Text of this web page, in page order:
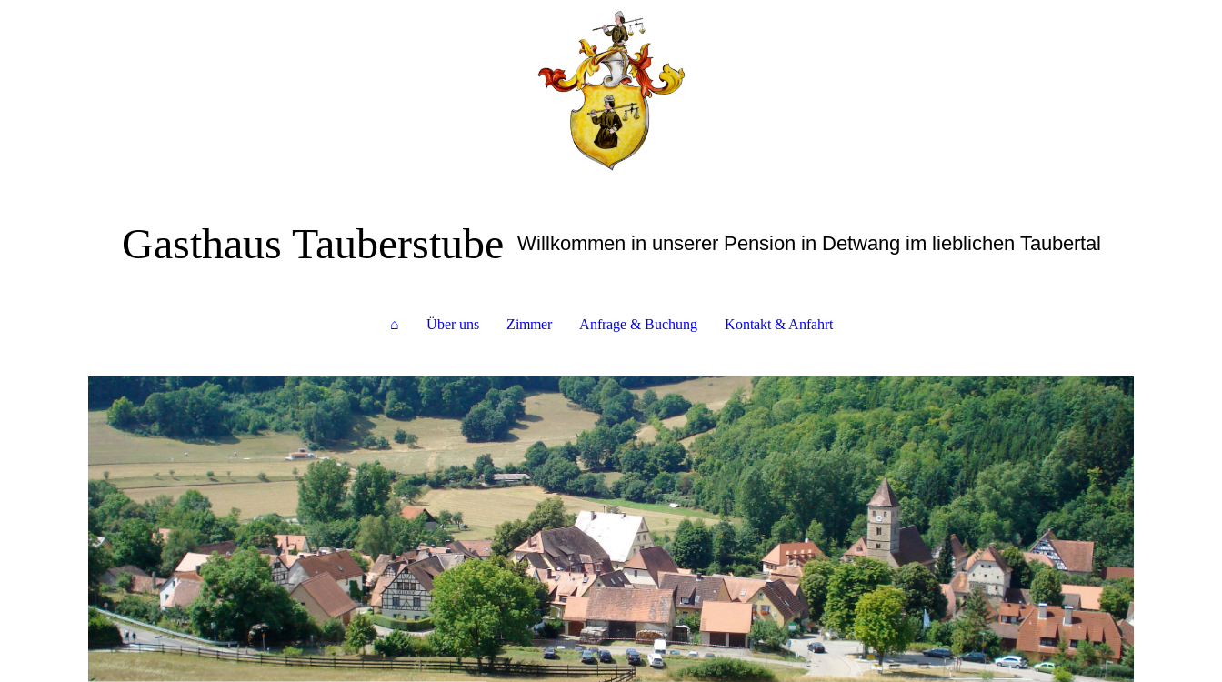
Gasthaus Tauberstube Willkommen in unserer Pension in Detwang im lieblichen Taubertal
⌂ Über uns Zimmer Anfrage & Buchung Kontakt & Anfahrt